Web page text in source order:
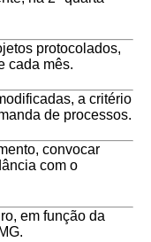
protocolados,
cada mês.
a critério
de processos.
convocar
com o
em função da